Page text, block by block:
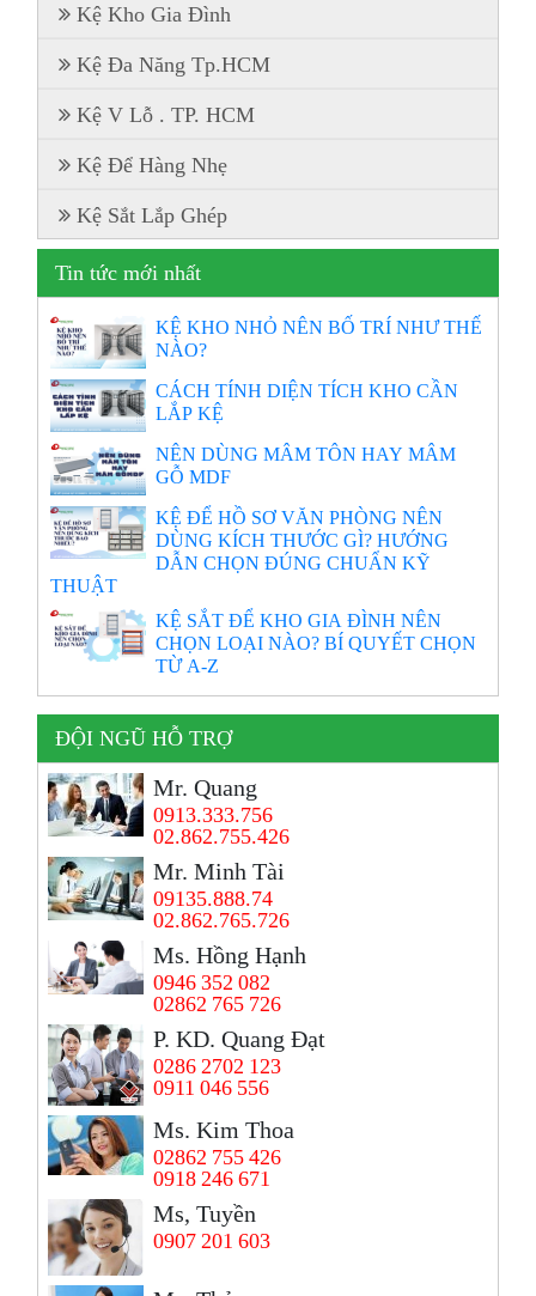
Kệ Kho Gia Đình
Kệ Đa Năng Tp.HCM
Kệ V Lỗ . TP. HCM
Kệ Để Hàng Nhẹ
Kệ Sắt Lắp Ghép
Tin tức mới nhất
KỆ KHO NHỎ NÊN BỐ TRÍ NHƯ THẾ
NÀO?
CÁCH TÍNH DIỆN TÍCH KHO CẦN
LẮP KỆ
NÊN DÙNG MÂM TÔN HAY MÂM
GỖ MDF
KỆ ĐỂ HỒ SƠ VĂN PHÒNG NÊN
DÙNG KÍCH THƯỚC GÌ? HƯỚNG
DẪN CHỌN ĐÚNG CHUẨN KỸ
THUẬT
KỆ SẮT ĐỂ KHO GIA ĐÌNH NÊN
CHỌN LOẠI NÀO? BÍ QUYẾT CHỌN
TỪ A-Z
ĐỘI NGŨ HỖ TRỢ
Mr. Quang
0913.333.756
02.862.755.426
Mr. Minh Tài
09135.888.74
02.862.765.726
Ms. Hồng Hạnh
0946 352 082
02862 765 726
P. KD. Quang Đạt
0286 2702 123
0911 046 556
Ms. Kim Thoa
02862 755 426
0918 246 671
Ms, Tuyền
0907 201 603